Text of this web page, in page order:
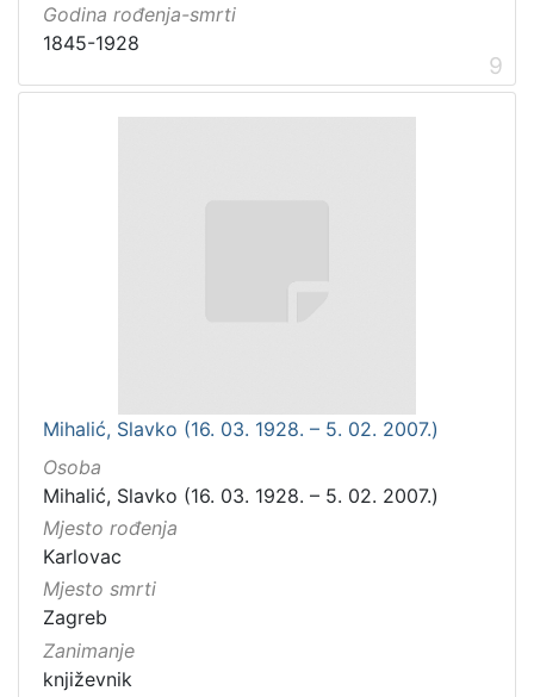
Godina rođenja-smrti
1845-1928
9
Mihalić, Slavko (16. 03. 1928. – 5. 02. 2007.)
Osoba
Mihalić, Slavko (16. 03. 1928. – 5. 02. 2007.)
Mjesto rođenja
Karlovac
Mjesto smrti
Zagreb
Zanimanje
književnik